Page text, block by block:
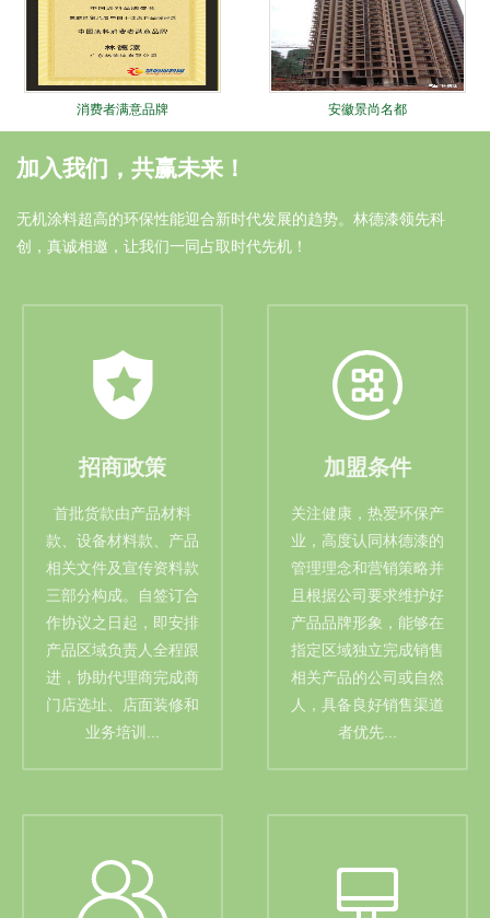
消费者满意品牌 安徽景尚名都
林德十大锐进证书 大连远洋广场
加入我们，共赢未来！
无机涂料超高的环保性能迎合新时代发展的趋势。林德漆领先科
创，真诚相邀，让我们一同占取时代先机！
招商政策
首批货款由产品材料
款、设备材料款、产品
相关文件及宣传资料款
三部分构成。自签订合
作协议之日起，即安排
产品区域负责人全程跟
进，协助代理商完成商
门店选址、店面装修和
业务培训...
加盟条件
关注健康，热爱环保产
业，高度认同林德漆的
管理理念和营销策略并
且根据公司要求维护好
产品品牌形象，能够在
指定区域独立完成销售
相关产品的公司或自然
人，具备良好销售渠道
者优先...